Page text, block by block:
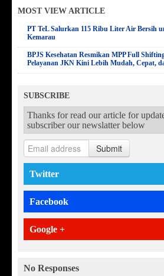
MOST VIEW ARTICLE
PT TeL Salurkan 115 Ribu Liter Air Bersih
Kemarau
BPJS Kesehatan Resmikan MPP Full
Pelayanan JKN Kini Lebih Mudah, Cepat,
SUBSCRIBE
Thanks for read our article for
subscriber our newslatter below
Submit
Twitter
Facebook
Google +
No Responses